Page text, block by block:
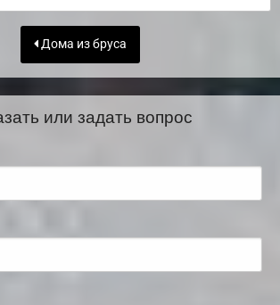
Дома из бруса
или задать вопрос